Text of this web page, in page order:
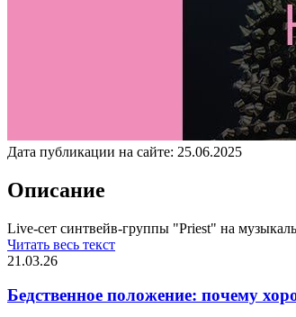
Дата публикации на сайте: 25.06.2025
Описание
Live-сет синтвейв-группы "Priest" на
Читать весь текст
21.03.26
Бедственное положение: почему